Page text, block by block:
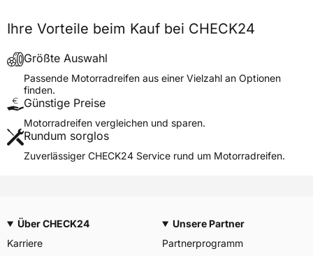
Fahrzeugtyp
Motorrad
Verwendung
Modellname
VRM-396 MANHATTAN
Reifenposition
Motorradtyp
Scooter
Weitere Eigenschaften
Ihre Vorteile beim Kauf bei CHECK24
Größte Auswahl
Passende Motorradreifen aus einer Vielzahl an Optionen
finden.
Günstige Preise
Motorradreifen vergleichen und sparen.
Rundum sorglos
Zuverlässiger CHECK24 Service rund um Motorradreifen.
Über CHECK24
Karriere
Unsere Partner
Partnerprogramm